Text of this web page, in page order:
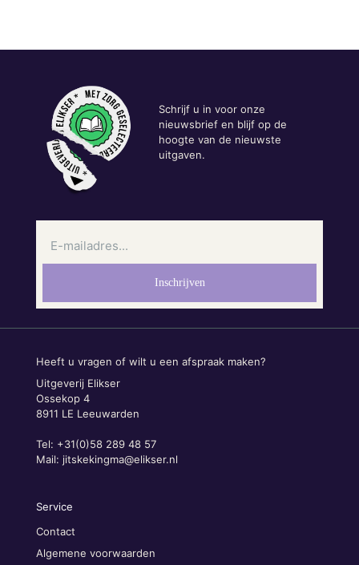
Schrijf u in voor onze
nieuwsbrief en blijf op de
hoogte van de nieuwste
uitgaven.
Heeft u vragen of wilt u een afspraak maken?
Uitgeverij Elikser
Ossekop 4
8911 LE Leeuwarden
Tel: +31(0)58 289 48 57
Mail: jitskekingma@elikser.nl
Service
Contact
Algemene voorwaarden